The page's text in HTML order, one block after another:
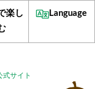
式サイト
楽し
Language